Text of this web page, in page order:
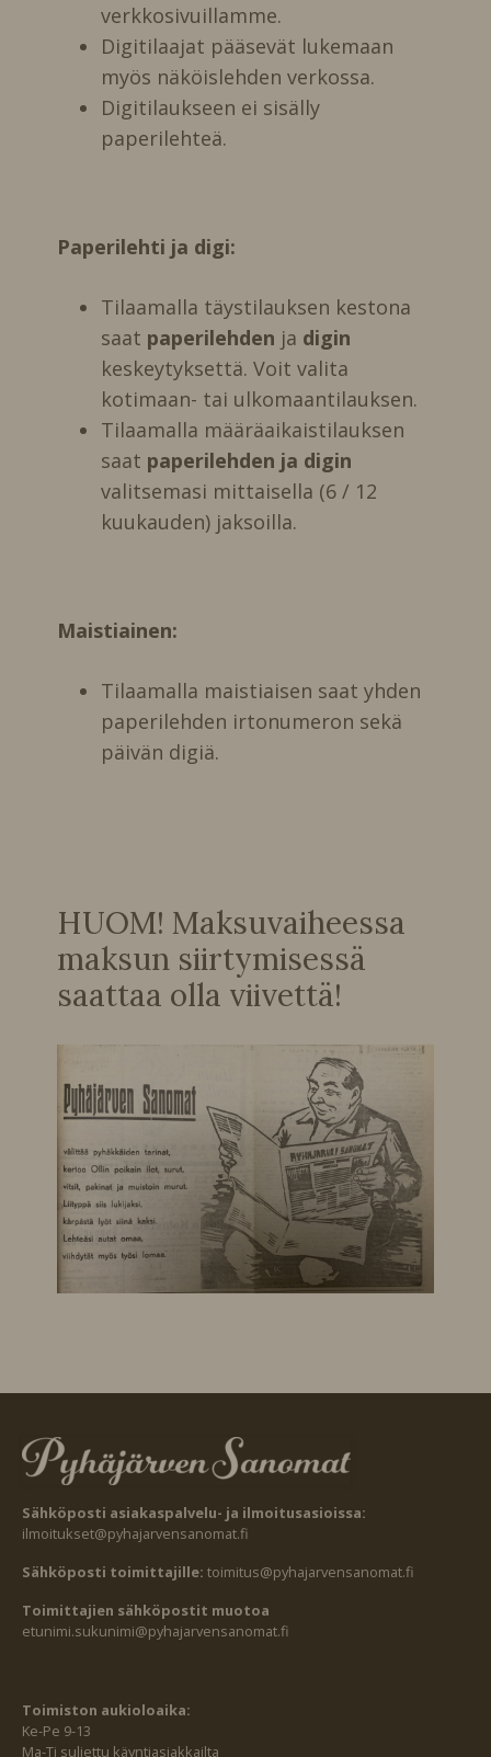
verkkosivuillamme.
Digitilaajat pääsevät lukemaan
myös näköislehden verkossa.
Digitilaukseen ei sisälly
paperilehteä.
Paperilehti ja digi:
Tilaamalla täystilauksen kestona
saat paperilehden ja digin
keskeytyksettä. Voit valita
kotimaan- tai ulkomaantilauksen.
Tilaamalla määräaikaistilauksen
saat paperilehden ja digin
valitsemasi mittaisella (6 / 12
kuukauden) jaksoilla.
Maistiainen:
Tilaamalla maistiaisen saat yhden
paperilehden irtonumeron sekä
päivän digiä.
HUOM! Maksuvaiheessa
maksun siirtymisessä
saattaa olla viivettä!
Sähköposti asiakaspalvelu- ja ilmoitusasioissa:
ilmoitukset@pyhajarvensanomat.fi
Sähköposti toimittajille: toimitus@pyhajarvensanomat.fi
Toimittajien sähköpostit muotoa
etunimi.sukunimi@pyhajarvensanomat.fi
Toimiston aukioloaika:
Ke-Pe 9-13
Ma-Ti suljettu käyntiasiakkailta